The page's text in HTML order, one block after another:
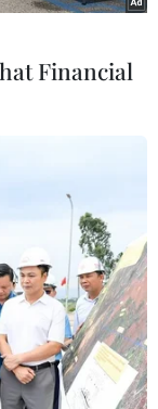
hung (Nguồn:
một người
bạo 4 học
sọ.
dạy
Financial